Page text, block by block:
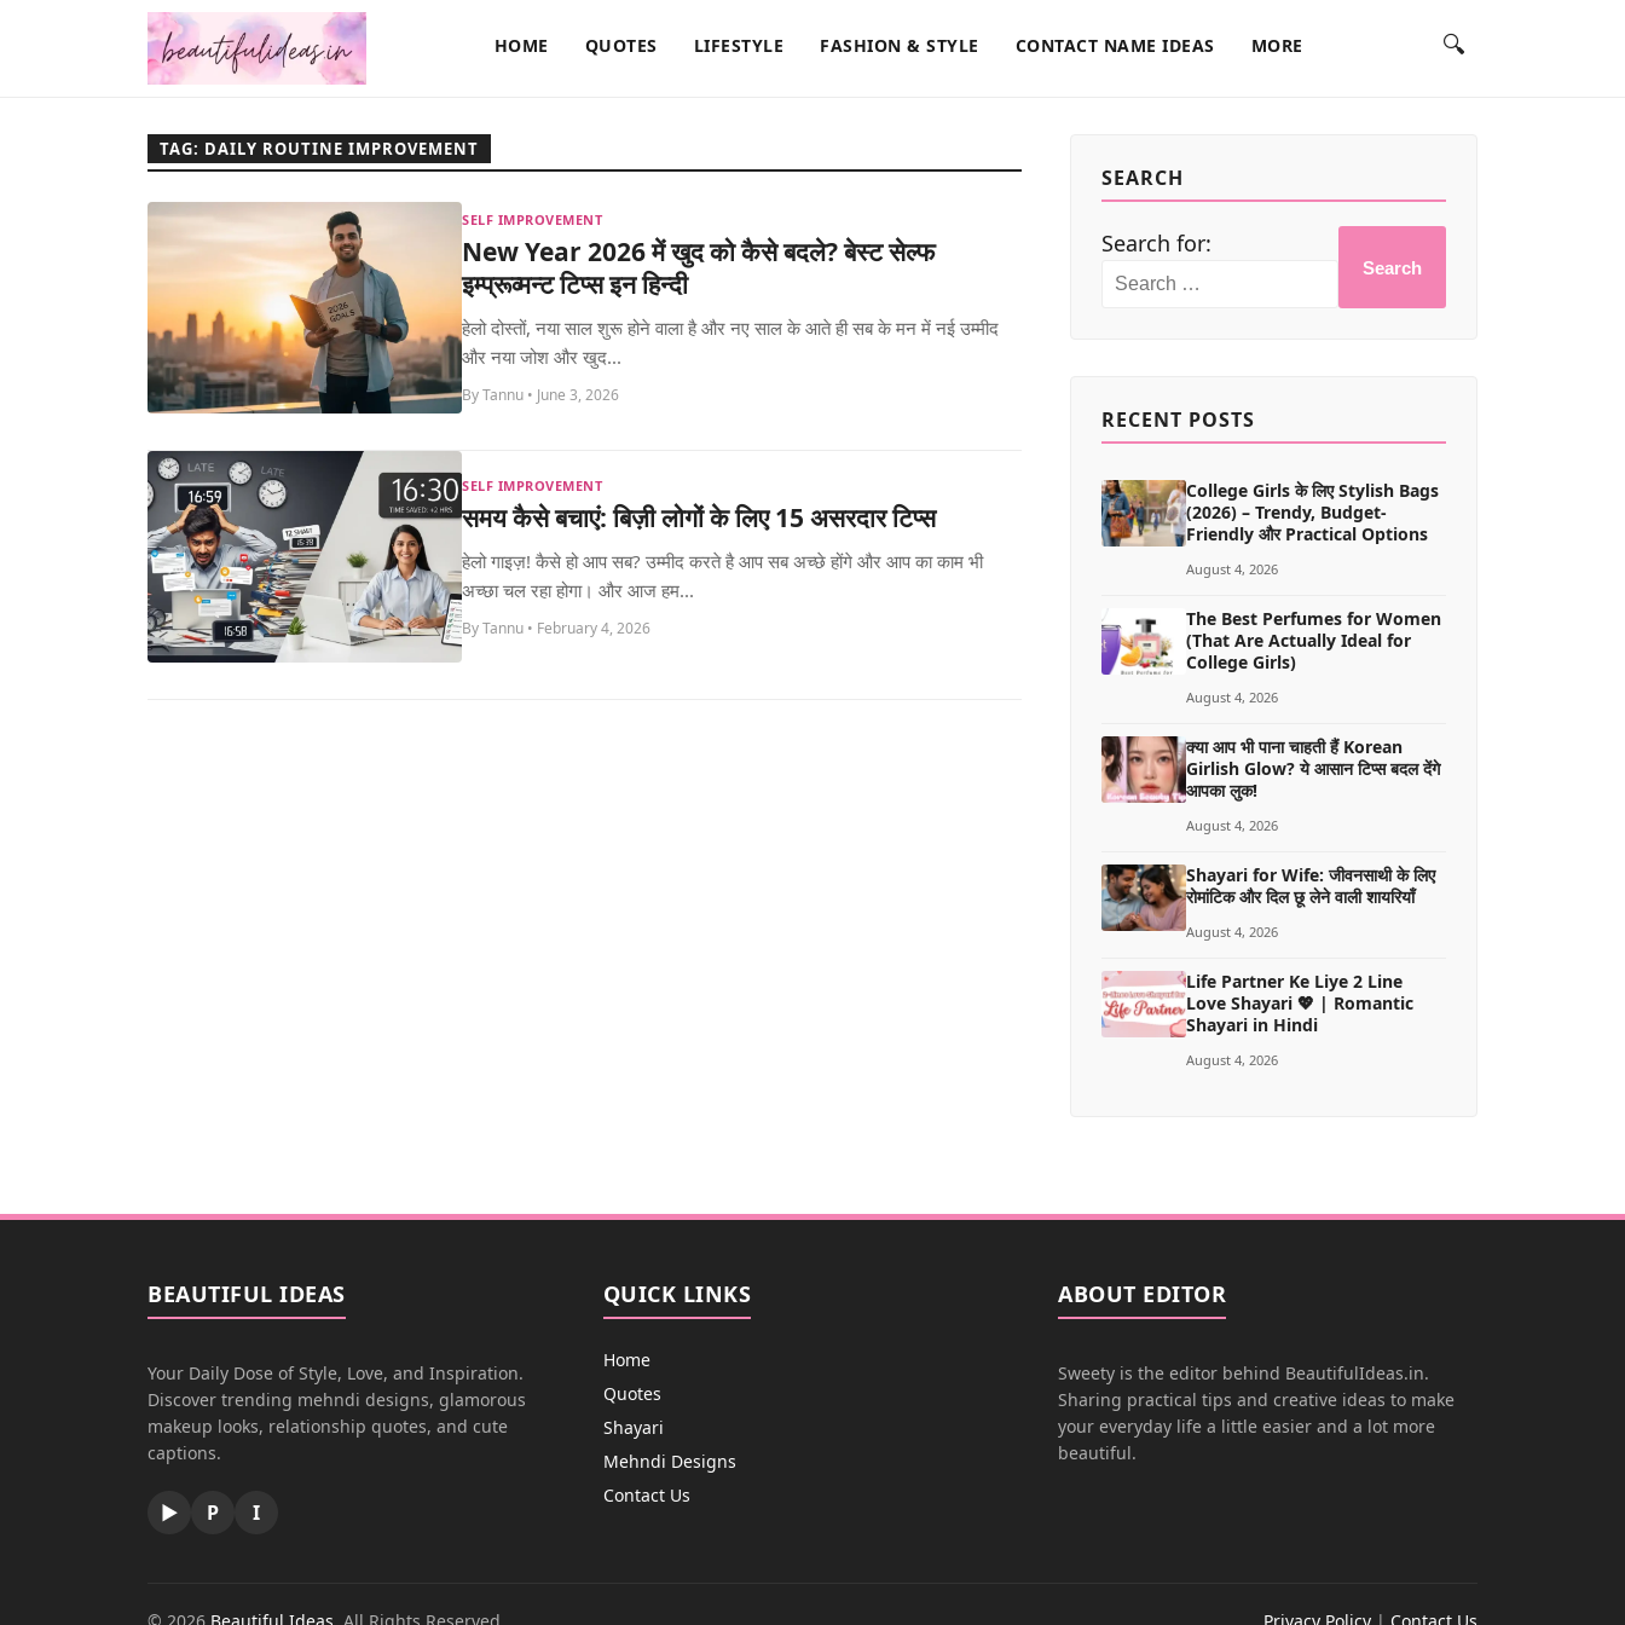
HOME QUOTES LIFESTYLE FASHION & STYLE CONTACT NAME IDEAS MORE 🔍
TAG: DAILY ROUTINE IMPROVEMENT
SELF IMPROVEMENT
New Year 2026 में खुद को कैसे बदले? बेस्ट सेल्फ
इम्प्रूव्मन्ट टिप्स इन हिन्दी
हेलो दोस्तों, नया साल शुरू होने वाला है और नए साल के आते ही सब के मन में नई उम्मीद
और नया जोश और खुद...
By Tannu • June 3, 2026
SELF IMPROVEMENT
समय कैसे बचाएं: बिज़ी लोगों के लिए 15 असरदार टिप्स
हेलो गाइज़! कैसे हो आप सब? उम्मीद करते है आप सब अच्छे होंगे और आप का काम भी
अच्छा चल रहा होगा। और आज हम...
By Tannu • February 4, 2026
SEARCH
Search for:
Search
RECENT POSTS
College Girls के लिए Stylish Bags
(2026) – Trendy, Budget-
Friendly और Practical Options
August 4, 2026
The Best Perfumes for Women
(That Are Actually Ideal for
College Girls)
August 4, 2026
क्या आप भी पाना चाहती हैं Korean
Girlish Glow? ये आसान टिप्स बदल देंगे
आपका लुक!
August 4, 2026
Shayari for Wife: जीवनसाथी के लिए
रोमांटिक और दिल छू लेने वाली शायरियाँ
August 4, 2026
Life Partner Ke Liye 2 Line
Love Shayari 💖 | Romantic
Shayari in Hindi
August 4, 2026
BEAUTIFUL IDEAS
Your Daily Dose of Style, Love, and Inspiration.
Discover trending mehndi designs, glamorous
makeup looks, relationship quotes, and cute
captions.
▶ P I
QUICK LINKS
Home
Quotes
Shayari
Mehndi Designs
Contact Us
ABOUT EDITOR
Sweety is the editor behind BeautifulIdeas.in.
Sharing practical tips and creative ideas to make
your everyday life a little easier and a lot more
beautiful.